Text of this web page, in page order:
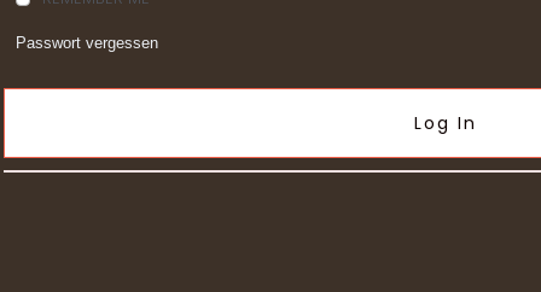
Passwort vergessen
Log In